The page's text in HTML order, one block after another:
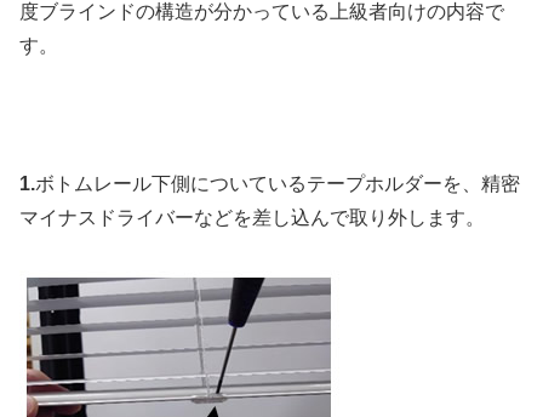
度ブラインドの構造が分かっている上級者向けの内容で
す。
1.ボトムレール下側についているテープホルダーを、精密
マイナスドライバーなどを差し込んで取り外します。